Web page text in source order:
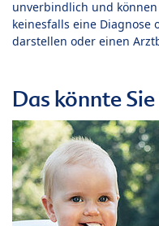
unverbindlich und
keinesfalls eine Diagnose
darstellen oder einen
Das könnte